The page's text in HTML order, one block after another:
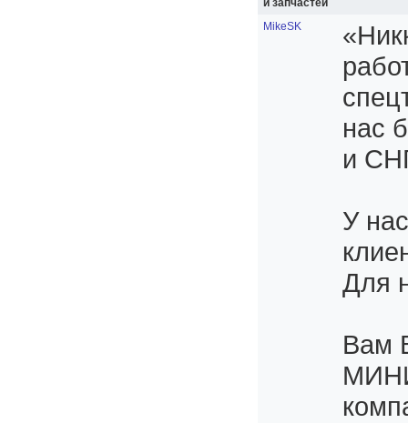
MikeSK
нас
и
У
Для
Вам